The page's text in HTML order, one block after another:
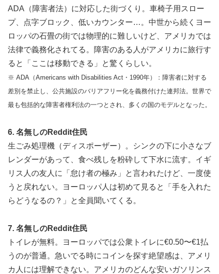
ADA（障害者法）に対応した街づくり。車椅子用スロー
プ、点字ブロック、低いカウンター…。中世から続くヨー
ロッパの石畳の街では物理的に難しいけど、アメリカでは
法律で義務化されてる。障害のある人がアメリカに旅行す
ると「ここは移動できる」と驚くらしい。
※ ADA（Americans with Disabilities Act・1990年）：障害者に対する
差別を禁止し、公共施設のバリアフリー化を義務付けた連邦法。世界で
最も包括的な障害者権利法の一つとされ、多くの国のモデルとなった。
6. 名無しのReddit住民
生ごみ処理機（ディスポーザー）。シンクの下に小さなブ
レンダーがあって、食べ残しを粉砕して下水に流す。イギ
リス人の友人に「怠け者の極み」と言われたけど、一度使
うと戻れない。ヨーロッパ人は初めて見ると「手を入れた
らどうなるの？」と全員聞いてくる。
7. 名無しのReddit住民
トイレが無料。ヨーロッパでは公衆トイレに€0.50〜€1払
うのが普通。急いでる時にコインを探す絶望感は、アメリ
カ人には理解できない。アメリカのどんな安いガソリンス